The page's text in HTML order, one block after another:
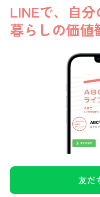
LINEで、自分
暮らしの価値
友だ